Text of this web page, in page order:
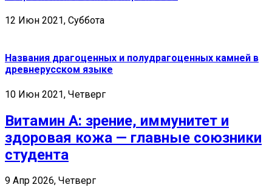
12 Июн 2021, Суббота
Названия драгоценных и полудрагоценных камней в
древнерусском языке
10 Июн 2021, Четверг
Витамин А: зрение, иммунитет и
здоровая кожа — главные союзники
студента
9 Апр 2026, Четверг